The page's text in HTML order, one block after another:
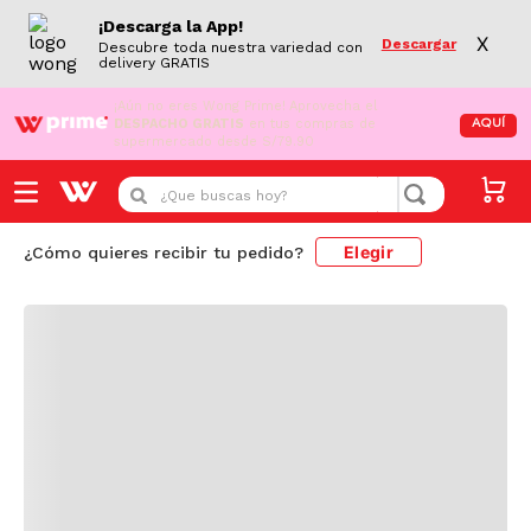
¡Descarga la App!
Descubre toda nuestra variedad con
delivery GRATIS
Descargar X
¡Aún no eres Wong Prime! Aprovecha el
DESPACHO GRATIS en tus compras de
supermercado desde S/79.90
AQUÍ
¿Que buscas hoy?
¿Cómo quieres recibir tu pedido? Elegir
Cargando comentarios...